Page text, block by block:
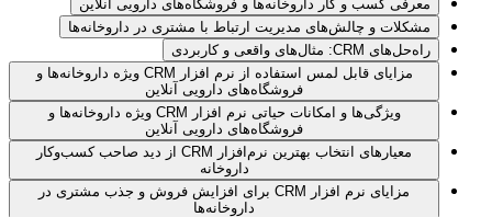
معرفی کسب و کار داروخانه‌ها و فروشگاه‌های دارویی آنلاین
مشکلات و چالش‌های مدیریت ارتباط با مشتری در داروخانه‌ها
راه‌حل‌های CRM: مثال‌های واقعی و کاربردی
مزایای قابل لمس استفاده از نرم افزار CRM ویژه داروخانه‌ها و
فروشگاه‌های دارویی آنلاین
ویژگی‌ها و امکانات حیاتی نرم افزار CRM ویژه داروخانه‌ها و
فروشگاه‌های دارویی آنلاین
معیارهای انتخاب بهترین نرم‌افزار CRM از دید صاحب کسب‌وکار
داروخانه
مزایای نرم افزار CRM برای افزایش فروش و جذب مشتری در
داروخانه‌ها